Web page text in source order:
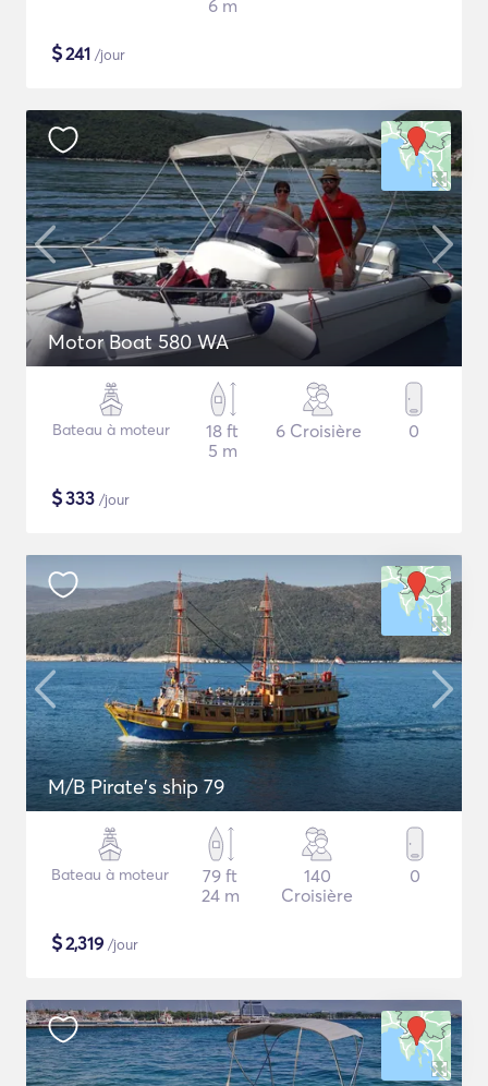
6 m
$241 /jour
Motor Boat 580 WA
Bateau à moteur
18 ft
5 m
6 Croisière 0
$333 /jour
M/B Pirate's ship 79
Bateau à moteur
79 ft
24 m
140
Croisière
0
$2,319 /jour